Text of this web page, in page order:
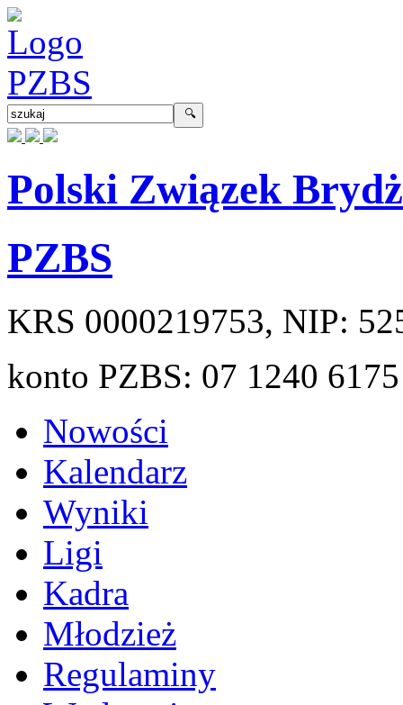
Polski Związek
PZBS
KRS 0000219753, NIP:
konto PZBS: 07 1240
Nowości
Kalendarz
Wyniki
Ligi
Kadra
Młodzież
Regulaminy